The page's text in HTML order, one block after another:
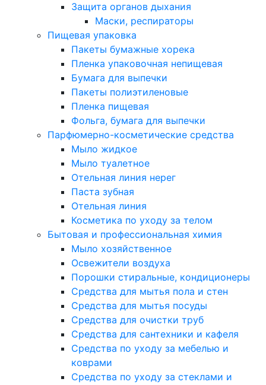
Защита органов дыхания
Маски, респираторы
Пищевая упаковка
Пакеты бумажные хорека
Пленка упаковочная непищевая
Бумага для выпечки
Пакеты полиэтиленовые
Пленка пищевая
Фольга, бумага для выпечки
Парфюмерно-косметические средства
Мыло жидкое
Мыло туалетное
Отельная линия нерег
Паста зубная
Отельная линия
Косметика по уходу за телом
Бытовая и профессиональная химия
Мыло хозяйственное
Освежители воздуха
Порошки стиральные, кондиционеры
Средства для мытья пола и стен
Средства для мытья посуды
Средства для очистки труб
Средства для сантехники и кафеля
Средства по уходу за мебелью и
коврами
Средства по уходу за стеклами и